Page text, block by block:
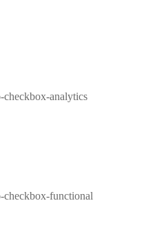
analytics
functional